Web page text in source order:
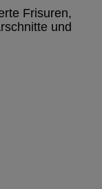
Frisuren,
und